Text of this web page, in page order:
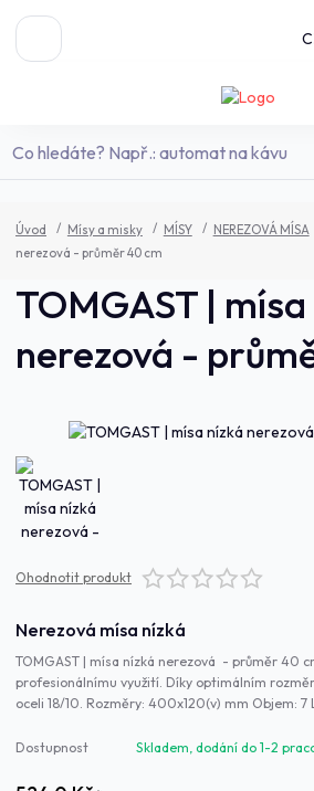
Úvod Mísy a misky MÍSY NEREZOVÁ MÍSA
nerezová - průměr 40 cm
TOMGAST |
nerezová -
Ohodnotit produkt
Nerezová mísa nízká
TOMGAST | mísa nízká nerezová - průměr 40
profesionálnímu využití. Díky optimálním
oceli 18/10. Rozměry: 400x120(v) mm Objem: 7
Dostupnost Skladem, dodání do 1-2